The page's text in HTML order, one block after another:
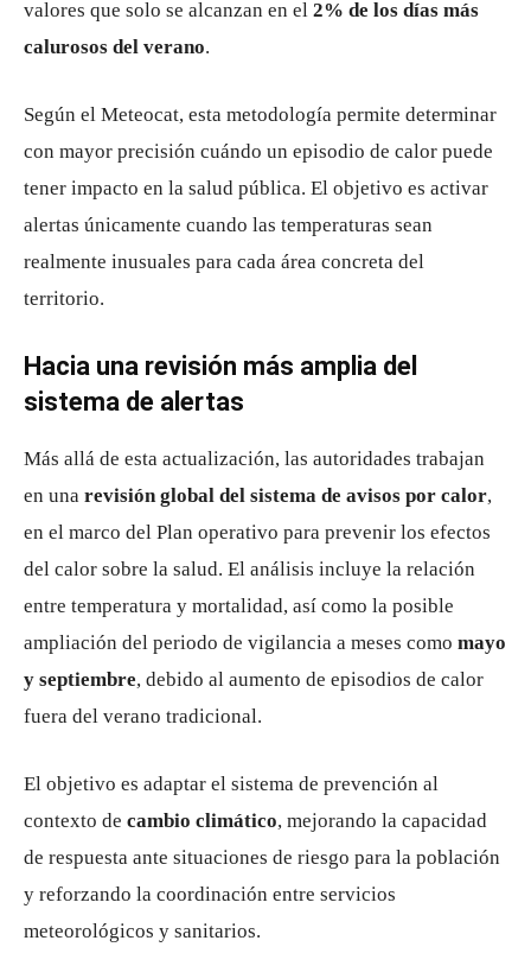
valores que solo se alcanzan en el 2% de los días más
calurosos del verano.
Según el Meteocat, esta metodología permite determinar
con mayor precisión cuándo un episodio de calor puede
tener impacto en la salud pública. El objetivo es activar
alertas únicamente cuando las temperaturas sean
realmente inusuales para cada área concreta del
territorio.
Hacia una revisión más amplia del
sistema de alertas
Más allá de esta actualización, las autoridades trabajan
en una revisión global del sistema de avisos por calor,
en el marco del Plan operativo para prevenir los efectos
del calor sobre la salud. El análisis incluye la relación
entre temperatura y mortalidad, así como la posible
ampliación del periodo de vigilancia a meses como mayo
y septiembre, debido al aumento de episodios de calor
fuera del verano tradicional.
El objetivo es adaptar el sistema de prevención al
contexto de cambio climático, mejorando la capacidad
de respuesta ante situaciones de riesgo para la población
y reforzando la coordinación entre servicios
meteorológicos y sanitarios.